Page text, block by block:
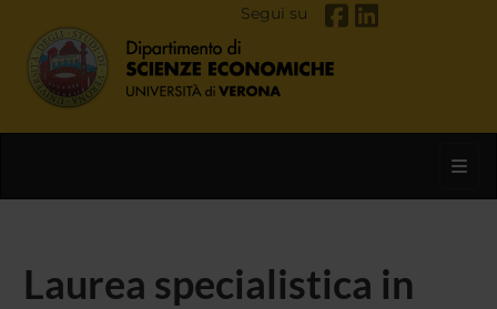
Segui su
Laurea specialistica in